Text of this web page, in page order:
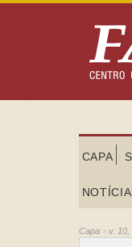
CAPA
Capa > v. 10,